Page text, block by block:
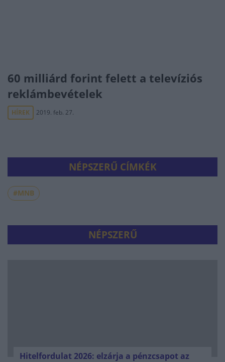
60 milliárd forint felett a televíziós
reklámbevételek
HÍREK 2019. feb. 27.
NÉPSZERŰ CÍMKÉK
#MNB
NÉPSZERŰ
Hitelfordulat 2026: elzárja a pénzcsapot az